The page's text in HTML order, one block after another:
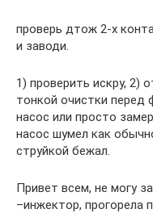
проверь дтож 2-х
и заводи.
1) проверить искру, 2)
тонкой очистки перед
насос или просто
насос шумел как
струйкой бежал.
Привет всем, не могу
–инжектор, прогорела